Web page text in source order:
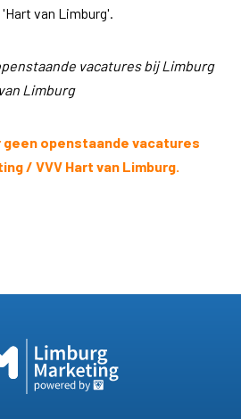
van Limburg'.
vacatures bij Limburg
Limburg
geen openstaande vacatures
/ VVV Hart van Limburg.